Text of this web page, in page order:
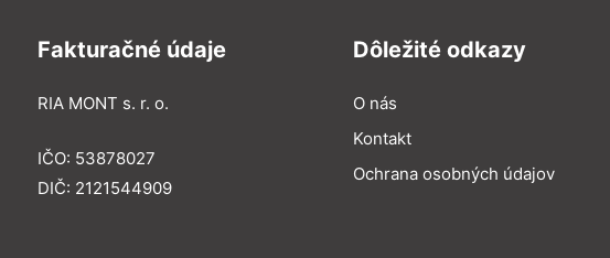
Fakturačné údaje
RIA MONT s. r. o.
IČO: 53878027
DIČ: 2121544909
Dôležité odkazy
O nás
Kontakt
Ochrana osobných údajov